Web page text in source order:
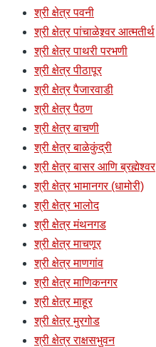
श्री क्षेत्र पवनी
श्री क्षेत्र पांचाळेश्र्वर आत्मतीर्थ
श्री क्षेत्र पाथरी परभणी
श्री क्षेत्र पीठापूर
श्री क्षेत्र पैजारवाडी
श्री क्षेत्र पैठण
श्री क्षेत्र बाचणी
श्री क्षेत्र बाळेकुंद्री
श्री क्षेत्र बासर आणि ब्रह्मेश्वर
श्री क्षेत्र भामानगर (धामोरी)
श्री क्षेत्र भालोद
श्री क्षेत्र मंथनगड
श्री क्षेत्र माचणूर
श्री क्षेत्र माणगांव
श्री क्षेत्र माणिकनगर
श्री क्षेत्र माहूर
श्री क्षेत्र मुरगोड
श्री क्षेत्र राक्षसभुवन